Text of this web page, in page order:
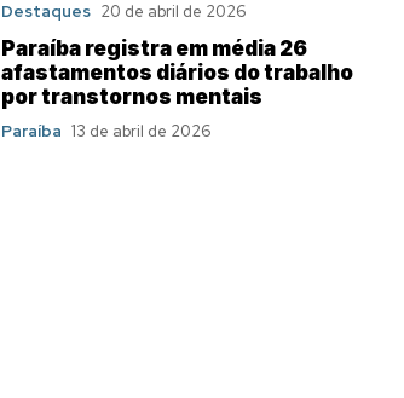
Destaques 20 de abril de 2026
Paraíba registra em média 26
afastamentos diários do trabalho
por transtornos mentais
Paraíba 13 de abril de 2026